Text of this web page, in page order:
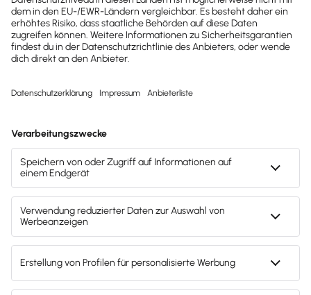
hilfreiche Praxis-Tipps und
kostenlose Tools für
Unternehmen erhalten?
Dann abonniere unseren
Mach's dir leicht und gib deinem Business den
entscheidenden Push – mit unserer Software für
Buchhaltung & Lohn.